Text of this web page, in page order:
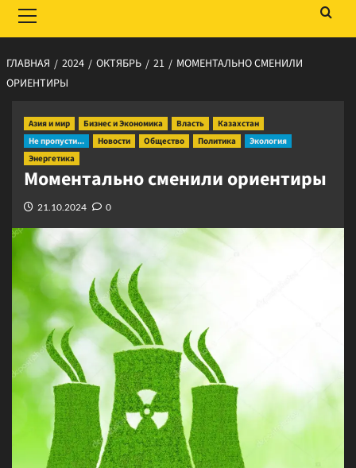
меню
ГЛАВНАЯ 2024 ОКТЯБРЬ 21
МОМЕНТАЛЬНО СМЕНИЛИ
ОРИЕНТИРЫ
Азия и мир Бизнес и Экономика Власть
Казахстан
Не пропусти...
Новости Общество Политика
Экология
Энергетика
Моментально сменили ориентиры
21.10.2024 0